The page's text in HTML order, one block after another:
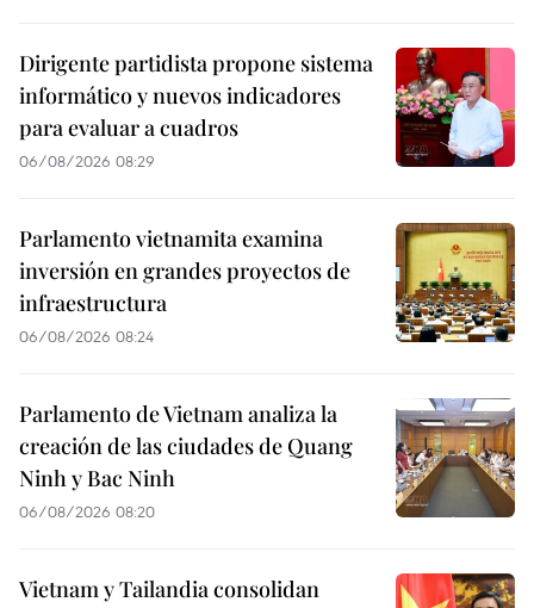
Dirigente partidista propone sistema
informático y nuevos indicadores
para evaluar a cuadros
06/08/2026 08:29
Parlamento vietnamita examina
inversión en grandes proyectos de
infraestructura
06/08/2026 08:24
Parlamento de Vietnam analiza la
creación de las ciudades de Quang
Ninh y Bac Ninh
06/08/2026 08:20
Vietnam y Tailandia consolidan